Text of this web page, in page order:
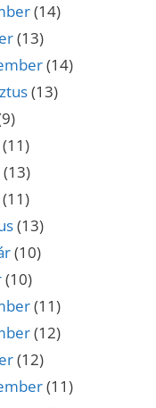
(14)
(13)
(14)
(13)
(11)
(13)
(11)
(13)
(10)
(10)
(11)
(12)
(12)
(11)